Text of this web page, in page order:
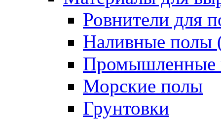
Ровнители для
Наливные полы
Промышленные
Морские полы
Грунтовки